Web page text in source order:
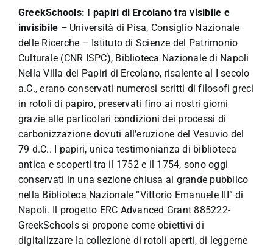
GreekSchools: I papiri di Ercolano tra visibile e
invisibile – Università di Pisa, Consiglio Nazionale
delle Ricerche – Istituto di Scienze del Patrimonio
Culturale (CNR ISPC), Biblioteca Nazionale di Napoli
Nella Villa dei Papiri di Ercolano, risalente al I secolo
a.C., erano conservati numerosi scritti di filosofi greci
in rotoli di papiro, preservati fino ai nostri giorni
grazie alle particolari condizioni dei processi di
carbonizzazione dovuti all’eruzione del Vesuvio del
79 d.C.. I papiri, unica testimonianza di biblioteca
antica e scoperti tra il 1752 e il 1754, sono oggi
conservati in una sezione chiusa al grande pubblico
nella Biblioteca Nazionale “Vittorio Emanuele III” di
Napoli. Il progetto ERC Advanced Grant 885222-
GreekSchools si propone come obiettivi di
digitalizzare la collezione di rotoli aperti, di leggerne